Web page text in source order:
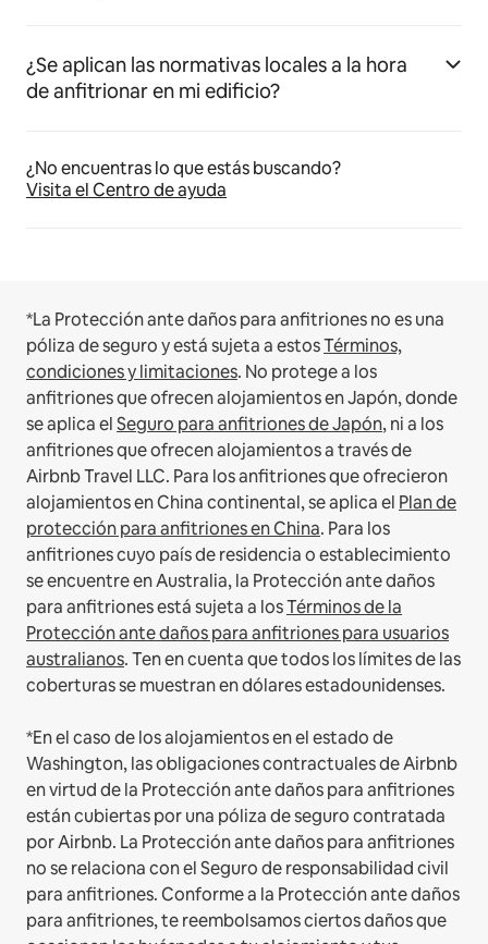
¿Se aplican las normativas locales a la hora
de anfitrionar en mi edificio?
¿No encuentras lo que estás buscando?
Visita el Centro de ayuda
*La Protección ante daños para anfitriones no es una
póliza de seguro y está sujeta a estosTérminos,
condiciones y limitaciones. No protege a los
anfitriones que ofrecen alojamientos en Japón, donde
se aplica elSeguro para anfitriones de Japón, ni a los
anfitriones que ofrecen alojamientos a través de
Airbnb Travel LLC. Para los anfitriones que ofrecieron
alojamientos en China continental, se aplica el Plan de
protección para anfitriones en China. Para los
anfitriones cuyo país de residencia o establecimiento
se encuentre en Australia, la Protección ante daños
para anfitriones está sujeta a losTérminos de la
Protección ante daños para anfitriones para usuarios
australianos. Ten en cuenta que todos los límites de las
coberturas se muestran en dólares estadounidenses.
*En el caso de los alojamientos en el estado de
Washington, las obligaciones contractuales de Airbnb
en virtud de la Protección ante daños para anfitriones
están cubiertas por una póliza de seguro contratada
por Airbnb. La Protección ante daños para anfitriones
no se relaciona con el Seguro de responsabilidad civil
para anfitriones. Conforme a la Protección ante daños
para anfitriones, te reembolsamos ciertos daños que